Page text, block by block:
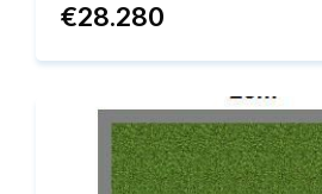
€28.280